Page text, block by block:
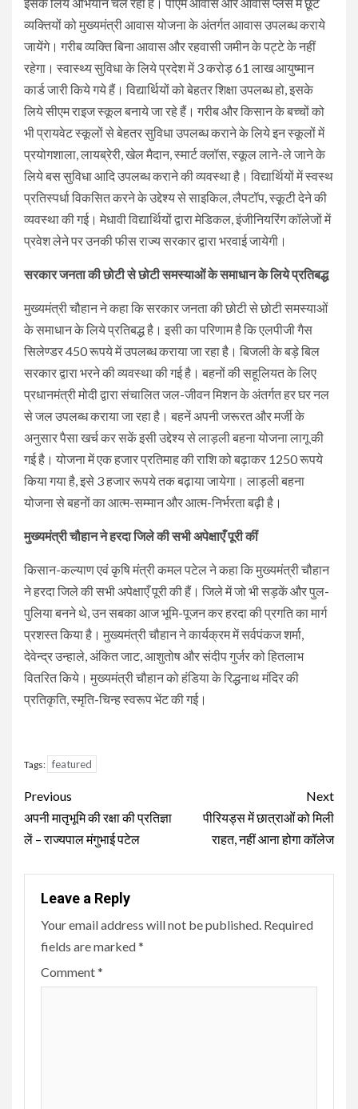
व्यक्तियों को मुख्यमंत्री आवास योजना के अंतर्गत आवास उपलब्ध कराये
जायेंगे। गरीब व्यक्ति बिना आवास और रहवासी जमीन के पट्टे के नहीं
रहेगा। स्वास्थ्य सुविधा के लिये प्रदेश में 3 करोड़ 61 लाख आयुष्मान
कार्ड जारी किये गये हैं। विद्यार्थियों को बेहतर शिक्षा उपलब्ध हो, इसके
लिये सीएम राइज स्कूल बनाये जा रहे हैं। गरीब और किसान के बच्चों को
भी प्रायवेट स्कूलों से बेहतर सुविधा उपलब्ध कराने के लिये इन स्कूलों में
प्रयोगशाला, लायब्रेरी, खेल मैदान, स्मार्ट क्लॉस, स्कूल लाने-ले जाने के
लिये बस सुविधा आदि उपलब्ध कराने की व्यवस्था है। विद्यार्थियों में स्वस्थ
प्रतिस्पर्धा विकसित करने के उद्देश्य से साइकिल, लैपटॉप, स्कूटी देने की
व्यवस्था की गई। मेधावी विद्यार्थियों द्वारा मेडिकल, इंजीनियरिंग कॉलेजों में
प्रवेश लेने पर उनकी फीस राज्य सरकार द्वारा भरवाई जायेगी।
सरकार जनता की छोटी से छोटी समस्याओं के समाधान के लिये प्रतिबद्ध
मुख्यमंत्री चौहान ने कहा कि सरकार जनता की छोटी से छोटी समस्याओं
के समाधान के लिये प्रतिबद्ध है। इसी का परिणाम है कि एलपीजी गैस
सिलेण्डर 450 रूपये में उपलब्ध कराया जा रहा है। बिजली के बड़े बिल
सरकार द्वारा भरने की व्यवस्था की गई है। बहनों की सहूलियत के लिए
प्रधानमंत्री मोदी द्वारा संचालित जल-जीवन मिशन के अंतर्गत हर घर नल
से जल उपलब्ध कराया जा रहा है। बहनें अपनी जरूरत और मर्जी के
अनुसार पैसा खर्च कर सकें इसी उद्देश्य से लाड़ली बहना योजना लागू की
गई है। योजना में एक हजार प्रतिमाह की राशि को बढ़ाकर 1250 रूपये
किया गया है, इसे 3 हजार रूपये तक बढ़ाया जायेगा। लाड़ली बहना
योजना से बहनों का आत्म-सम्मान और आत्म-निर्भरता बढ़ी है।
मुख्यमंत्री चौहान ने हरदा जिले की सभी अपेक्षाएँ पूरी कीं
किसान-कल्याण एवं कृषि मंत्री कमल पटेल ने कहा कि मुख्यमंत्री चौहान
ने हरदा जिले की सभी अपेक्षाएँ पूरी की हैं। जिले में जो भी सड़कें और पुल-
पुलिया बनने थे, उन सबका आज भूमि-पूजन कर हरदा की प्रगति का मार्ग
प्रशस्त किया है। मुख्यमंत्री चौहान ने कार्यक्रम में सर्वपंकज शर्मा,
देवेन्द्र उन्हाले, अंकित जाट, आशुतोष और संदीप गुर्जर को हितलाभ
वितरित किये। मुख्यमंत्री चौहान को हंडिया के रिद्धनाथ मंदिर की
प्रतिकृति, स्मृति-चिन्ह स्वरूप भेंट की गई।
Tags: featured
Continue
Reading
Previous
अपनी मातृभूमि की रक्षा की प्रतिज्ञा
लें – राज्यपाल मंगुभाई पटेल
Next
पीरियड्स में छात्राओं को मिली
राहत, नहीं आना होगा कॉलेज
Leave a Reply
Your email address will not be published. Required
fields are marked*
Comment*